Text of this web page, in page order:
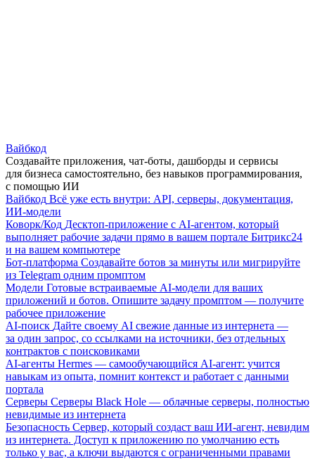
Вайбкод
Создавайте приложения, чат-боты, дашборды и сервисы
для бизнеса самостоятельно, без навыков программирования,
с помощью ИИ
Вайбкод Всё уже есть внутри: API, серверы, документация,
ИИ-модели
Коворк/Код Десктоп-приложение с AI-агентом, который
выполняет рабочие задачи прямо в вашем портале Битрикс24
и на вашем компьютере
Бот-платформа Создавайте ботов за минуты или мигрируйте
из Telegram одним промптом
Модели Готовые встраиваемые AI-модели для ваших
приложений и ботов. Опишите задачу промптом — получите
рабочее приложение
AI-поиск Дайте своему AI свежие данные из интернета —
за один запрос, со ссылками на источники, без отдельных
контрактов с поисковиками
AI-агенты Hermes — самообучающийся AI-агент: учится
навыкам из опыта, помнит контекст и работает с данными
портала
Серверы Серверы Black Hole — облачные серверы, полностью
невидимые из интернета
Безопасность Сервер, который создаст ваш ИИ-агент, невидим
из интернета. Доступ к приложению по умолчанию есть
только у вас, а ключи выдаются с ограниченными правами